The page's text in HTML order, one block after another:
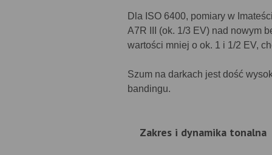
Dla ISO 6400, pomiary w
A7R III (ok. 1/3 EV) nad nowym
wartości mniej o ok. 1 i 1/2 EV,
Szum na darkach jest dość
bandingu.
Zakres i dynamika tonalna